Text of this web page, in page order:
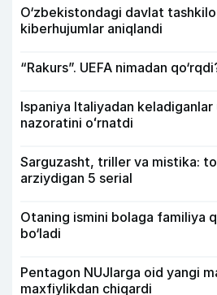
O‘zbekistondagi davlat
kiberhujumlar aniqlandi
“Rakurs”. UEFA nimadan
Ispaniya Italiyadan keladiganlar
nazoratini oʻrnatdi
Sarguzasht, triller va mistika:
arziydigan 5 serial
Otaning ismini bolaga familiya
bo‘ladi
Pentagon NUJlarga oid yangi
maxfiylikdan chiqardi